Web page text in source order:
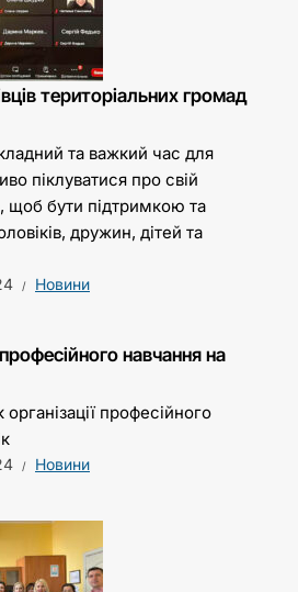
територіальних громад
та важкий час для
піклуватися про свій
щоб бути підтримкою та
дружин, дітей та
Новини
професійного навчання на
професійного
Новини